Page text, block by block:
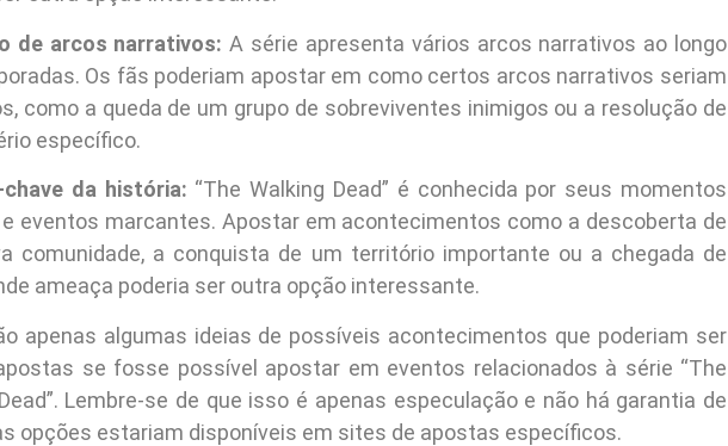
de arcos narrativos: A série apresenta vários arcos narrativos ao longo
Os fãs poderiam apostar em como certos arcos narrativos seriam
como a queda de um grupo de sobreviventes inimigos ou a resolução de
específico.
chave da história: “The Walking Dead” é conhecida por seus momentos
eventos marcantes. Apostar em acontecimentos como a descoberta de
comunidade, a conquista de um território importante ou a chegada de
ameaça poderia ser outra opção interessante.
apenas algumas ideias de possíveis acontecimentos que poderiam ser
se fosse possível apostar em eventos relacionados à série “The
Lembre-se de que isso é apenas especulação e não há garantia de
opções estariam disponíveis em sites de apostas específicos.